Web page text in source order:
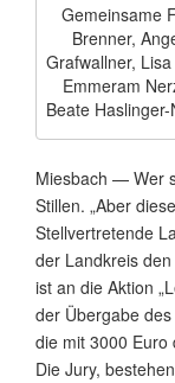
Gemeinsame
Brenner,
Grafwallner,
Emmeram
Beate
Miesbach — Wer
Stillen. „Aber
Stellvertretende
der Landkreis
ist an die Aktion
der Übergabe
die mit 3000 Euro
Die Jury,